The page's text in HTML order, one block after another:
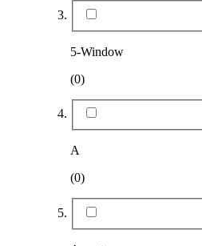
5-Window
(0)
A
(0)